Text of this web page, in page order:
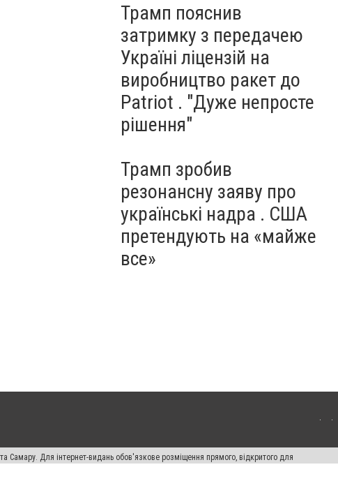
Трамп пояснив
затримку з передачею
Україні ліцензій на
виробництво ракет до
Patriot . "Дуже непросте
рішення"
Трамп зробив
резонансну заяву про
українські надра . США
претендують на «майже
все»
Самару. Для інтернет-видань обов'язкове розміщення прямого, відкритого для